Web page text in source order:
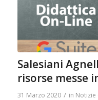
Salesiani
risorse messe
31 Marzo 2020 / in Notizie